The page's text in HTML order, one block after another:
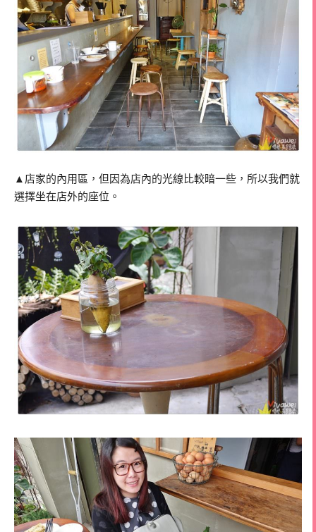
▲店家的內用區，但因為店內的光線比較暗一些，所以我們就
選擇坐在店外的座位。